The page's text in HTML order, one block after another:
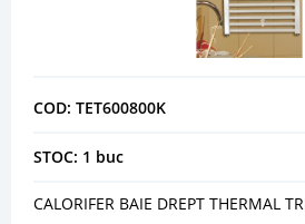
COD: TET600800K
STOC: 1 buc
CALORIFER BAIE DREPT THERMAL